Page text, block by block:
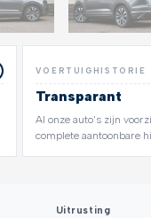
VOERTUIGHISTORIE
Transparant
Al onze auto's zijn
complete aantoonbare
Uitrusting